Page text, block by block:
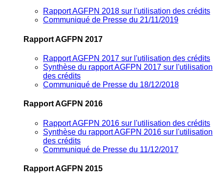
Rapport AGFPN 2018 sur l'utilisation des crédits
Communiqué de Presse du 21/11/2019
Rapport AGFPN 2017
Rapport AGFPN 2017 sur l'utilisation des crédits
Synthèse du rapport AGFPN 2017 sur l'utilisation
des crédits
Communiqué de Presse du 18/12/2018
Rapport AGFPN 2016
Rapport AGFPN 2016 sur l'utilisation des crédits
Synthèse du rapport AGFPN 2016 sur l'utilisation
des crédits
Communiqué de Presse du 11/12/2017
Rapport AGFPN 2015